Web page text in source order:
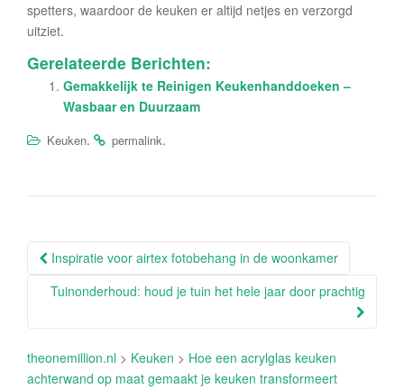
spetters, waardoor de keuken er altijd netjes en verzorgd
uitziet.
Gerelateerde Berichten:
Gemakkelijk te Reinigen Keukenhanddoeken –
Wasbaar en Duurzaam
Keuken. permalink.
Post
navigation
Inspiratie voor airtex fotobehang in de woonkamer
Tuinonderhoud: houd je tuin het hele jaar door prachtig
theonemillion.nl > Keuken > Hoe een acrylglas keuken
achterwand op maat gemaakt je keuken transformeert